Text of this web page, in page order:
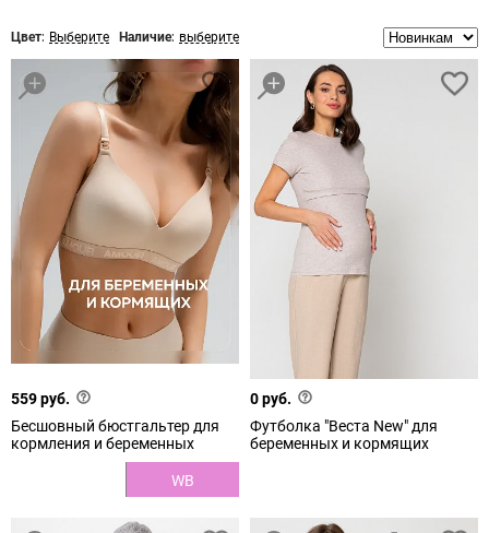
Цвет: Выберите Наличие: выберите
559 руб.
Бесшовный бюстгальтер для
кормления и беременных
WB
0 руб.
Футболка "Веста New" для
беременных и кормящих